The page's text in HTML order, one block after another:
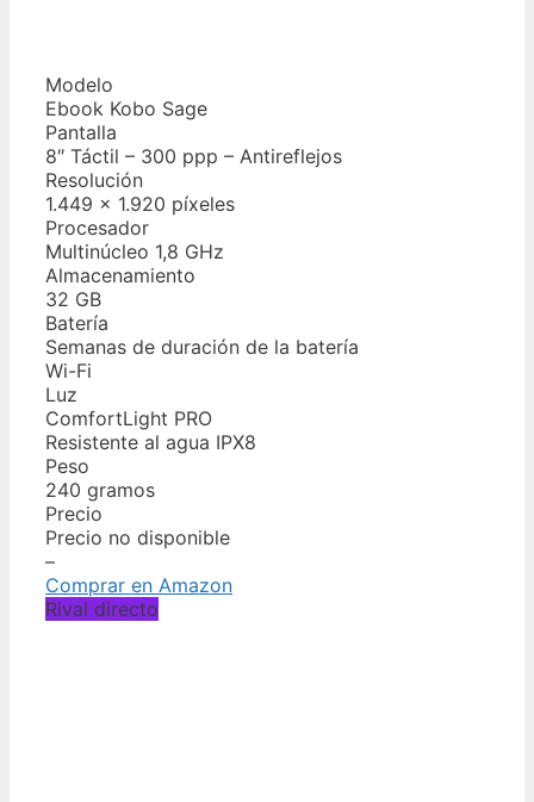
Modelo
Ebook Kobo Sage
Pantalla
8″ Táctil – 300 ppp – Antireflejos
Resolución
1.449 x 1.920 píxeles
Procesador
Multinúcleo 1,8 GHz
Almacenamiento
32 GB
Batería
Semanas de duración de la batería
Wi-Fi
Luz
ComfortLight PRO
Resistente al agua IPX8
Peso
240 gramos
Precio
Precio no disponible
–
Comprar en Amazon
Rival directo